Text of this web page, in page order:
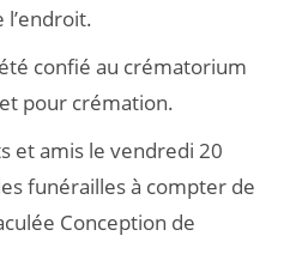
confié au crématorium
pour crémation.
et amis le vendredi 20
funérailles à compter de
Conception de